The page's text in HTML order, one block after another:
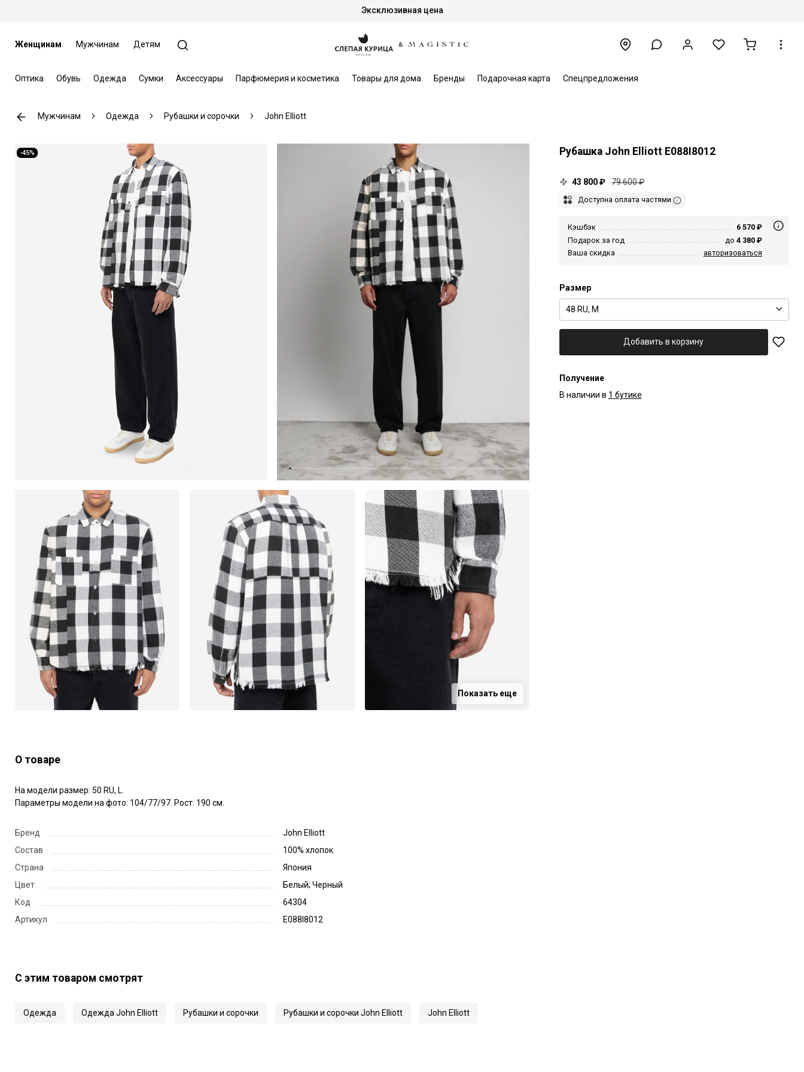
Эксклюзивная цена
Женщинам Мужчинам Детям
Оптика Обувь Одежда Сумки Аксессуары Парфюмерия и косметика Товары для дома Бренды Подарочная карта Спецпредложения
Мужчинам Одежда Рубашки и сорочки John Elliott
-45%
Показать еще
Рубашка John Elliott E088I8012
43 800 ₽ 79 600 ₽
Доступна оплата частями
Кэшбэк
6 570 ₽
Подарок за год
до 4 380 ₽
Ваша скидка
авторизоваться
Размер
48 RU, M
Добавить в корзину
Получение
В наличии в 1 бутике
О товаре
На модели размер: 50 RU, L.
Параметры модели на фото: 104/77/97. Рост: 190 см.
Бренд
John Elliott
Состав
100% хлопок
Страна
Япония
Цвет
Белый; Черный
Код
64304
Артикул
E088I8012
С этим товаром смотрят
Одежда Одежда John Elliott Рубашки и сорочки Рубашки и сорочки John Elliott John Elliott